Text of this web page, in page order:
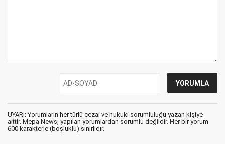
UYARI: Yorumların her türlü cezai ve hukuki sorumluluğu yazan kişiye
aittir. Mepa News, yapılan yorumlardan sorumlu değildir. Her bir yorum
600 karakterle (boşluklu) sınırlıdır.